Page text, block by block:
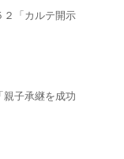
２「カルテ開示
親子承継を成功